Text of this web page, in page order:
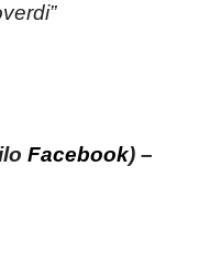
Facebook) –